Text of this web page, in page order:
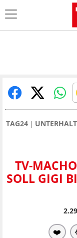
TAG24
TV-
SOLL GIGI
❤️